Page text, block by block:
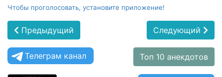
Чтобы проголосовать, установите приложение!
Предыдущий Следующий
Телеграм канал Топ 10 анекдотов